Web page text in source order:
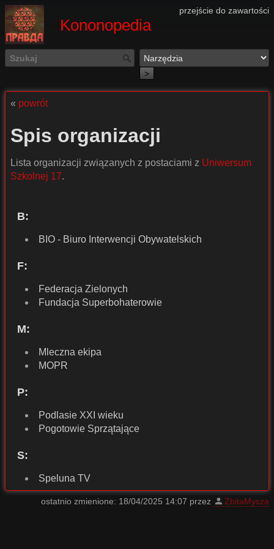
przejście do zawartości
Kononopedia
>
« powrót
Spis organizacji
Lista organizacji związanych z postaciami z Uniwersum
Szkolnej 17.
B:
BIO - Biuro Interwencji Obywatelskich
F:
Federacja Zielonych
Fundacja Superbohaterowie
M:
Mleczna ekipa
MOPR
P:
Podlasie XXI wieku
Pogotowie Sprzątające
S:
Speluna TV
ostatnio zmienione: 18/04/2025 14:07 przez ZbitaMysza